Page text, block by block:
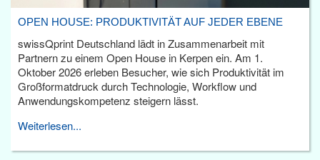
OPEN HOUSE: PRODUKTIVITÄT AUF JEDER EBENE
swissQprint Deutschland lädt in Zusammenarbeit mit
Partnern zu einem Open House in Kerpen ein. Am 1.
Oktober 2026 erleben Besucher, wie sich Produktivität im
Großformatdruck durch Technologie, Workflow und
Anwendungskompetenz steigern lässt.
Weiterlesen...